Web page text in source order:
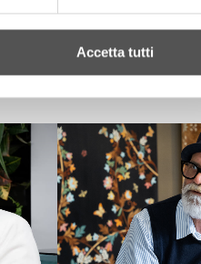
Accetta tutti